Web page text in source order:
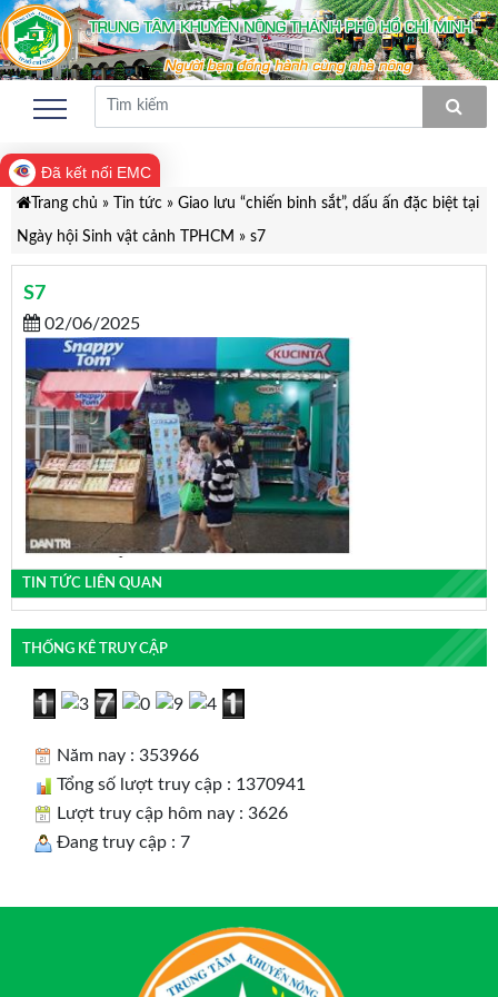
Đã kết nối EMC
Trang chủ » Tin tức» Giao lưu “chiến binh sắt”, dấu ấn đặc biệt tại
Ngày hội Sinh vật cảnh TPHCM » s7
S7
02/06/2025
TIN TỨC LIÊN QUAN
THỐNG KÊ TRUY CẬP
Năm nay : 353966
Tổng số lượt truy cập : 1370941
Lượt truy cập hôm nay : 3626
Đang truy cập : 7